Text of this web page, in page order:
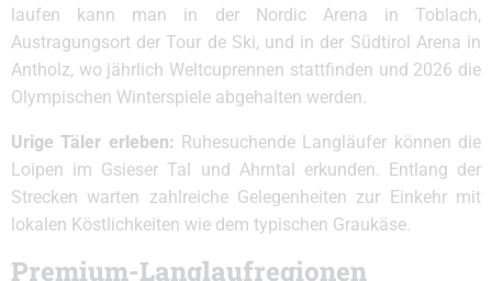
laufen kann man in der Nordic Arena in Toblach,
Austragungsort der Tour de Ski, und in der Südtirol Arena in
Antholz, wo jährlich Weltcuprennen stattfinden und 2026 die
Olympischen Winterspiele abgehalten werden.
Urige Täler erleben: Ruhesuchende Langläufer können die
Loipen im Gsieser Tal und Ahrntal erkunden. Entlang der
Strecken warten zahlreiche Gelegenheiten zur Einkehr mit
lokalen Köstlichkeiten wie dem typischen Graukäse.
Premium-Langlaufregionen